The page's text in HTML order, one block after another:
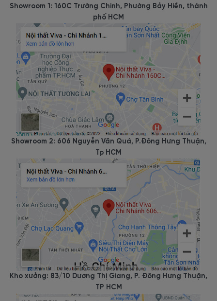
Showroom 1: 160C Trường Chinh, Phường Bảy Hiền, thành
phố HCM
Showroom 2: 606 Nguyễn Văn Quá, P.Đông Hưng Thuận,
Tp HCM
Kho xưởng: 83/10 Dương Thị Giang, P. Đông Hưng Thuận,
TP HCM